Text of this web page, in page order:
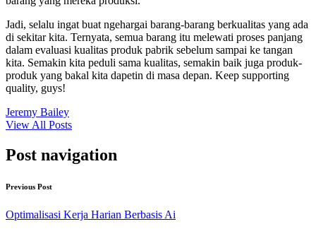
Jadi, selalu ingat buat ngehargai barang-barang berkualitas yang ada
di sekitar kita. Ternyata, semua barang itu melewati proses panjang
dalam evaluasi kualitas produk pabrik sebelum sampai ke tangan
kita. Semakin kita peduli sama kualitas, semakin baik juga produk-
produk yang bakal kita dapetin di masa depan. Keep supporting
quality, guys!
Jeremy Bailey
View All Posts
Post navigation
Previous Post
Optimalisasi Kerja Harian Berbasis Ai